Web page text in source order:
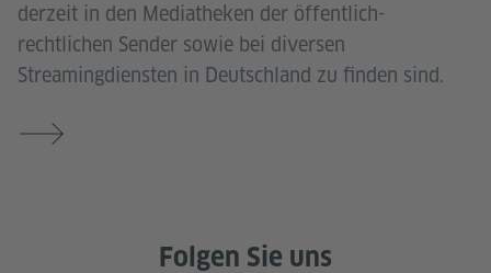
derzeit in den Mediatheken der öffentlich-
rechtlichen Sender sowie bei diversen
Streamingdiensten in Deutschland zu finden sind.
Folgen Sie uns